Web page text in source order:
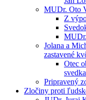
MUDr. Oto
Z
Jolana a
zastavené
Otec
Pripravený
Zločiny proti